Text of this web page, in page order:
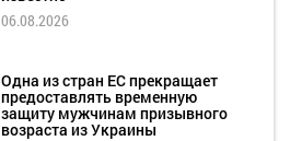
06.08.2026
Одна из стран ЕС прекращает
предоставлять временную
защиту мужчинам призывного
возраста из Украины